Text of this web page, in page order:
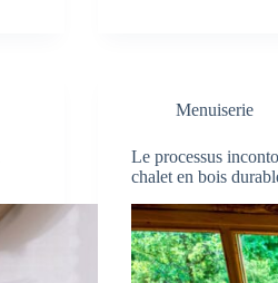
Menuiserie
Le processus
chalet en bois